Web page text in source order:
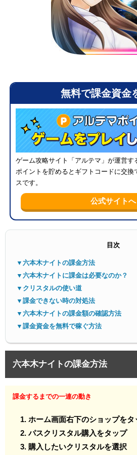
無料で課金資金
ゲーム攻略サイト「アルテマ」が運営す
ポイントを貯めるとギフトコードに交換
スです。
公式サイトへ
目次
▼六本木ナイトの課金方法
▼六本木ナイトに課金は必要なのか？
▼クリスタルの使い道
▼課金できない時の対処法
▼六本木ナイトの課金額の確認方法
▼課金資金を無料で稼ぐ方法
六本木ナイトの課金方法
課金するまでの一連の動き
ホーム画面右下のショップをタ
パスクリスタル購入をタップ
購入したいクリスタルを選択